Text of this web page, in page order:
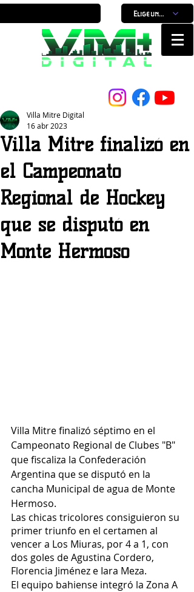
Elige un horario
Villa Mitre finalizó en
el Campeonato
Regional de Hockey
que se disputó en
Monte Hermoso
Villa Mitre Digital
16 abr 2023
Villa Mitre finalizó séptimo en el
Campeonato Regional de Clubes "B"
que fiscaliza la Confederación
Argentina que se disputó en la
cancha Municipal de agua de Monte
Hermoso.
Las chicas tricolores consiguieron su
primer triunfo en el certamen al
vencer a Los Miuras, por 4 a 1, con
dos goles de Agustina Cordero,
Florencia Jiménez e Iara Meza.
El equipo bahiense integró la Zona A